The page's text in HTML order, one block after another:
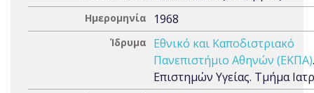
Ημερομηνία 1968
Ίδρυμα
Εθνικό και Καποδιστριακό
Πανεπιστήμιο Αθηνών (ΕΚΠΑ)
Επιστημών Υγείας. Τμήμα